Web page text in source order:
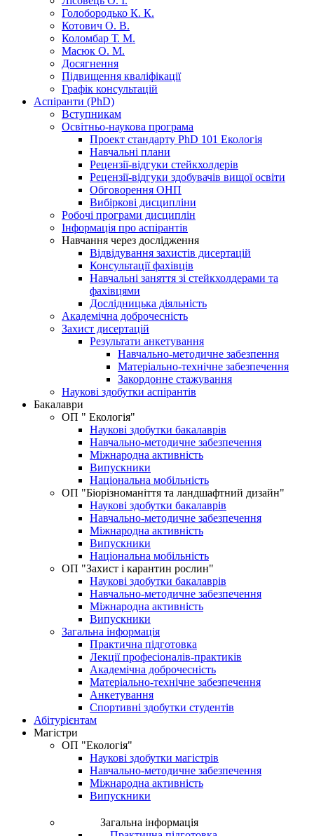
Голобородько К. К.
Котович О. В.
Коломбар Т. М.
Масюк О. М.
Досягнення
Підвищення кваліфікації
Графік консультацій
Аспіранти (PhD)
Вступникам
Освітньо-наукова програма
Проект стандарту PhD 101 Екологія
Навчальні плани
Рецензії-відгуки стейкхолдерів
Рецензії-відгуки здобувачів вищої освіти
Обговорення ОНП
Вибіркові дисципліни
Робочі програми дисциплін
Інформація про аспірантів
Навчання через дослідження
Відвідування захистів дисертацій
Консультації фахівців
Навчальні заняття зі стейкхолдерами та
фахівцями
Дослідницька діяльність
Академічна доброчесність
Захист дисертацій
Результати анкетування
Навчально-методичне забезпення
Матеріально-технічне забезпечення
Закордонне стажування
Наукові здобутки аспірантів
Бакалаври
ОП " Екологія"
Наукові здобутки бакалаврів
Навчально-методичне забезпечення
Міжнародна активність
Випускники
Національна мобільність
ОП "Біорізноманіття та ландшафтний дизайн"
Наукові здобутки бакалаврів
Навчально-методичне забезпечення
Міжнародна активність
Випускники
Національна мобільність
OП "Захист і карантин рослин"
Наукові здобутки бакалаврів
Навчально-методичне забезпечення
Міжнародна активність
Випускники
Загальна інформація
Практична підготовка
Лекції професіоналів-практиків
Академічна доброчесність
Матеріально-технічне забезпечення
Анкетування
Спортивні здобутки студентів
Абітурієнтам
Магістри
ОП "Екологія"
Наукові здобутки магістрів
Навчально-методичне забезпечення
Міжнародна активність
Випускники
Загальна інформація